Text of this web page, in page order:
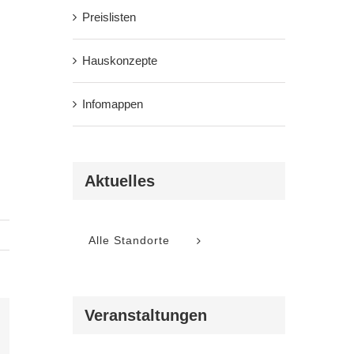
Preislisten
Hauskonzepte
Infomappen
Aktuelles
Alle Standorte
Veranstaltungen